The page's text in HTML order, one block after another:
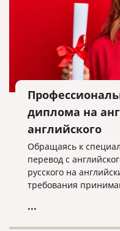
диплома на
английского
Обращаясь к
перевод с
русского на
требования
...